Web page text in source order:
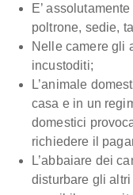
E’
poltrone, sedie,
Nelle camere gli
incustoditi;
L’animale
casa e in un
domestici
richiedere il
L’abbaiare dei
disturbare gli